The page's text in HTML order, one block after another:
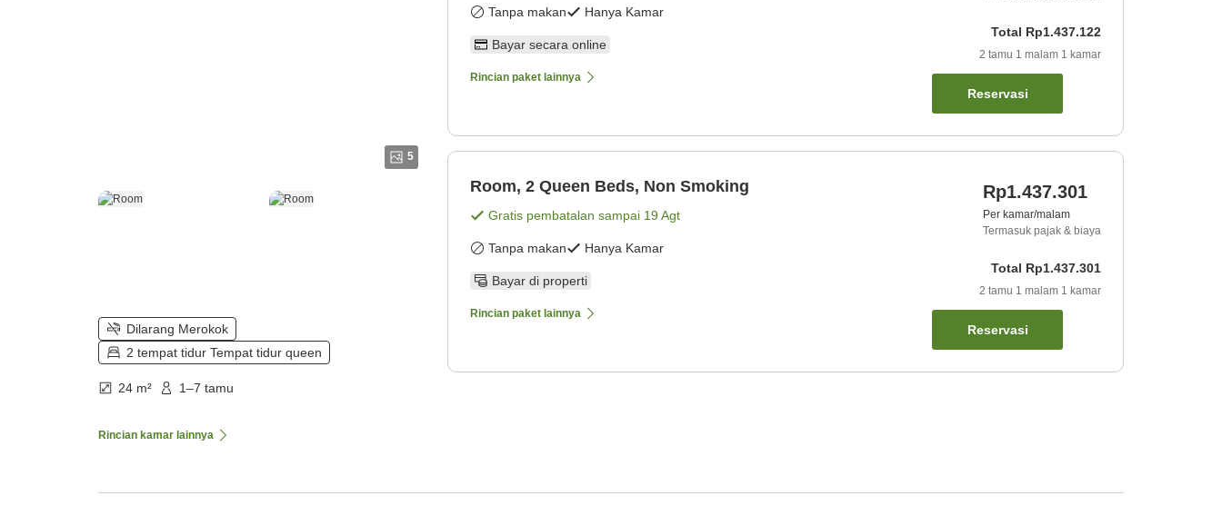
5
Dilarang Merokok
2 tempat tidur Tempat tidur queen
24 m² 1–7 tamu
Rincian kamar lainnya
Tanpa makan Hanya Kamar
Bayar secara online
Rincian paket lainnya
Total Rp1.437.122
2 tamu 1 malam 1 kamar
Reservasi
Room, 2 Queen Beds, Non Smoking
Gratis pembatalan sampai 19 Agt
Tanpa makan Hanya Kamar
Bayar di properti
Rincian paket lainnya
Rp1.437.301
Per kamar/malam
Termasuk pajak & biaya
Total Rp1.437.301
2 tamu 1 malam 1 kamar
Reservasi